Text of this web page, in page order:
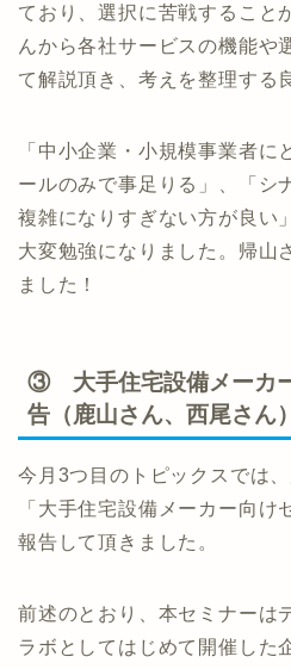
ており、選択に苦戦すること
んから各社サービスの機能や
て解説頂き、考えを整理する
「中小企業・小規模事業者に
ールのみで事足りる」、「シ
複雑になりすぎない方が良い
大変勉強になりました。帰山
ました！
③ 大手住宅設備メーカ
告（鹿山さん、西尾さん）
今月3つ目のトピックスでは
「大手住宅設備メーカー向け
報告して頂きました。
前述のとおり、本セミナーは
ラボとしてはじめて開催した